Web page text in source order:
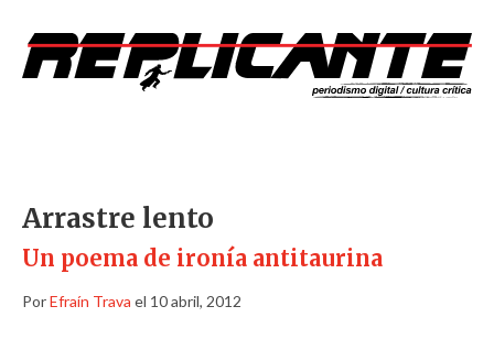
Arrastre lento
Un poema de ironía antitaurina
PorEfraín Trava el 10 abril, 2012